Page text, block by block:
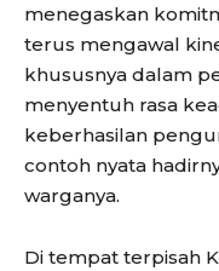
menegaskan
terus mengawal
khususnya dalam
menyentuh rasa
keberhasilan
contoh nyata
warganya.
Di tempat terpisah